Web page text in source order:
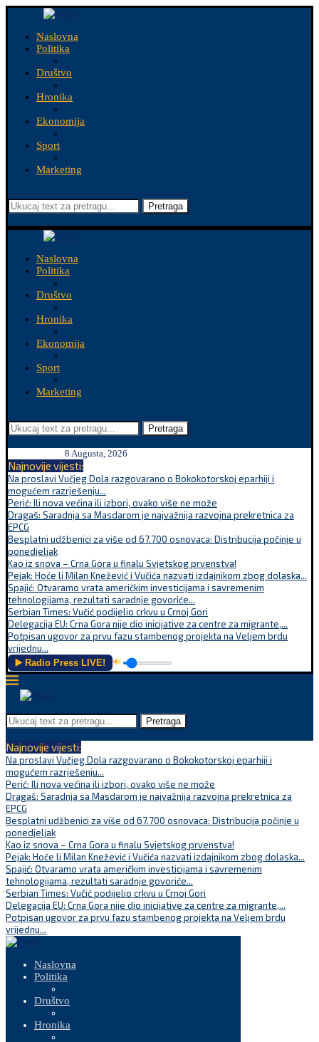
Naslovna
Politika
Društvo
Hronika
Ekonomija
Sport
Marketing
Pretraga
Naslovna
Politika
Društvo
Hronika
Ekonomija
Sport
Marketing
Pretraga
8 Augusta, 2026
Najnovije vijesti:
Na proslavi Vučjeg Dola razgovarano o Bokokotorskoj eparhiji i
mogućem razrješenju...
Perić: Ili nova većina ili izbori, ovako više ne može
Dragaš: Saradnja sa Masdarom je najvažnija razvojna prekretnica za
EPCG
Besplatni udžbenici za više od 67.700 osnovaca: Distribucija počinje u
ponedjeljak
Kao iz snova – Crna Gora u finalu Svjetskog prvenstva!
Pejak: Hoće li Milan Knežević i Vučića nazvati izdajnikom zbog dolaska...
Spajić: Otvaramo vrata američkim investicijama i savremenim
tehnologijama, rezultati saradnje govoriće...
Serbian Times: Vučić podijelio crkvu u Crnoj Gori
Delegacija EU: Crna Gora nije dio inicijative za centre za migrante,...
Potpisan ugovor za prvu fazu stambenog projekta na Veljem brdu
vrijednu...
▶️ Radio Press LIVE! 🔊
Pretraga
Najnovije vijesti:
Na proslavi Vučjeg Dola razgovarano o Bokokotorskoj eparhiji i
mogućem razrješenju...
Perić: Ili nova većina ili izbori, ovako više ne može
Dragaš: Saradnja sa Masdarom je najvažnija razvojna prekretnica za
EPCG
Besplatni udžbenici za više od 67.700 osnovaca: Distribucija počinje u
ponedjeljak
Kao iz snova – Crna Gora u finalu Svjetskog prvenstva!
Pejak: Hoće li Milan Knežević i Vučića nazvati izdajnikom zbog dolaska...
Spajić: Otvaramo vrata američkim investicijama i savremenim
tehnologijama, rezultati saradnje govoriće...
Serbian Times: Vučić podijelio crkvu u Crnoj Gori
Delegacija EU: Crna Gora nije dio inicijative za centre za migrante,...
Potpisan ugovor za prvu fazu stambenog projekta na Veljem brdu
vrijednu...
Naslovna
Politika
Društvo
Hronika